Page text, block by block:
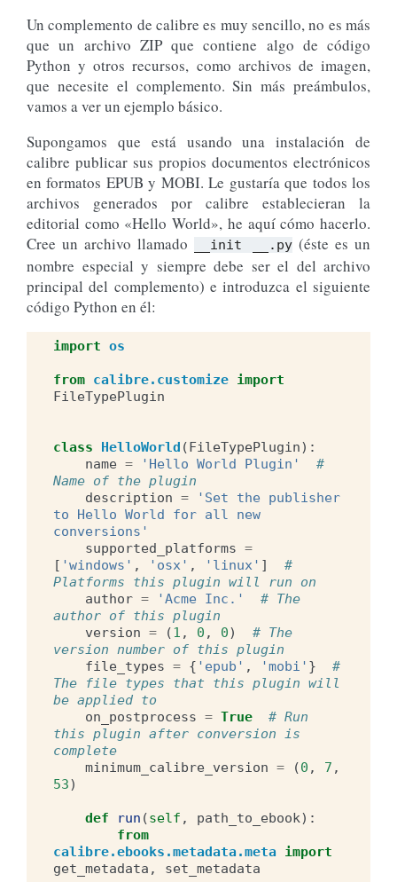
Un complemento de calibre es muy sencillo, no es más
que un archivo ZIP que contiene algo de código
Python y otros recursos, como archivos de imagen,
que necesite el complemento. Sin más preámbulos,
vamos a ver un ejemplo básico.
Supongamos que está usando una instalación de
calibre publicar sus propios documentos electrónicos
en formatos EPUB y MOBI. Le gustaría que todos los
archivos generados por calibre establecieran la
editorial como «Hello World», he aquí cómo hacerlo.
Cree un archivo llamado
__init __.py (éste es un
nombre especial y siempre debe ser el del archivo
principal del complemento) e introduzca el siguiente
código Python en él:
import os
from calibre.customize import
FileTypePlugin
class HelloWorld (FileTypePlugin):
name = 'Hello World Plugin'
#
Name of the plugin
description =
'Set the publisher
to Hello World for all new
conversions'
supported_platforms =
[ 'windows' , 'osx' , 'linux' ]
#
Platforms this plugin will run on
author = 'Acme Inc.'
# The
author of this plugin
version = (1 , 0 , 0)
# The
version number of this plugin
file_types = { 'epub' , 'mobi' }
#
The file types that this plugin will
be applied to
on_postprocess = True
# Run
this plugin after conversion is
complete
minimum_calibre_version = (0 , 7 ,
53)
def run (self , path_to_ebook):
from
calibre.ebooks.metadata.meta import
get_metadata , set_metadata